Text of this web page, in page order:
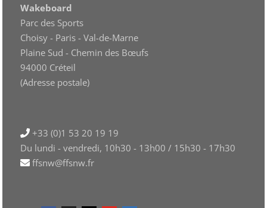
Wakeboard
Parc des Sports
Choisy - Paris - Val-de-Marne
Plaine Sud - Chemin des Bœufs
94000 Créteil
(Adresse postale)
+33 (0)1 53 20 19 19
Du lundi - vendredi, 10h30 - 13h00 / 15h30 - 17h30
ffsnw@ffsnw.fr